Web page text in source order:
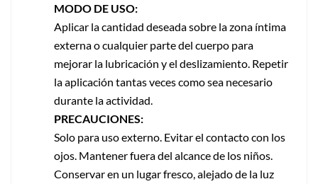
MODO DE USO:
Aplicar la cantidad deseada sobre la zona íntima
externa o cualquier parte del cuerpo para
mejorar la lubricación y el deslizamiento. Repetir
la aplicación tantas veces como sea necesario
durante la actividad.
PRECAUCIONES:
Solo para uso externo. Evitar el contacto con los
ojos. Mantener fuera del alcance de los niños.
Conservar en un lugar fresco, alejado de la luz